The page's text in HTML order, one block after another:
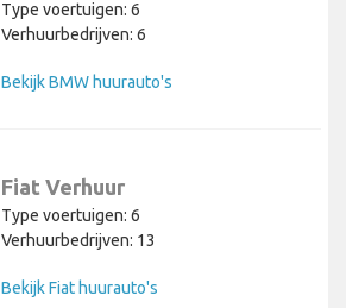
Type voertuigen: 6
Verhuurbedrijven: 6
Bekijk BMW huurauto's
Fiat Verhuur
Type voertuigen: 6
Verhuurbedrijven: 13
Bekijk Fiat huurauto's